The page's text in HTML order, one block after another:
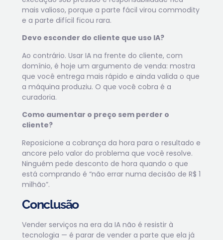
mais valioso, porque a parte fácil virou commodity
e a parte difícil ficou rara.
Devo esconder do cliente que uso IA?
Ao contrário. Usar IA na frente do cliente, com
domínio, é hoje um argumento de venda: mostra
que você entrega mais rápido e ainda valida o que
a máquina produziu. O que você cobra é a
curadoria.
Como aumentar o preço sem perder o
cliente?
Reposicione a cobrança da hora para o resultado e
ancore pelo valor do problema que você resolve.
Ninguém pede desconto de hora quando o que
está comprando é “não errar numa decisão de R$ 1
milhão”.
Conclusão
Vender serviços na era da IA não é resistir à
tecnologia — é parar de vender a parte que ela já